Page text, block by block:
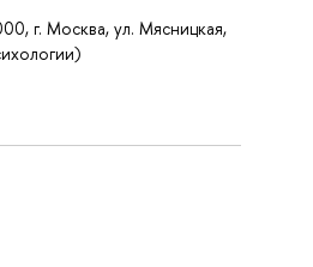
г. Москва, ул. Мясницкая,